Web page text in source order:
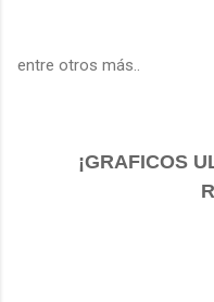
entre otros más..
¡GRAFICOS